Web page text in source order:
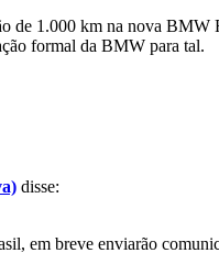
de 1.000 km na nova
formal da BMW para tal.
disse:
em breve enviarão